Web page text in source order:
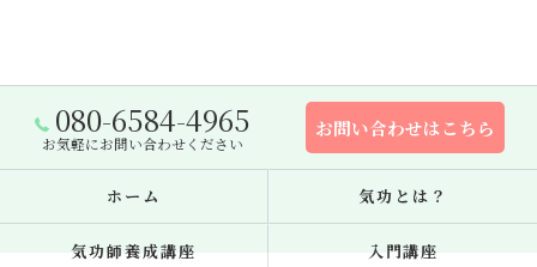
080-6584-4965
お気軽にお問い合わせください
お問い合わせはこちら
ホーム 気功とは？
気功師養成講座 入門講座